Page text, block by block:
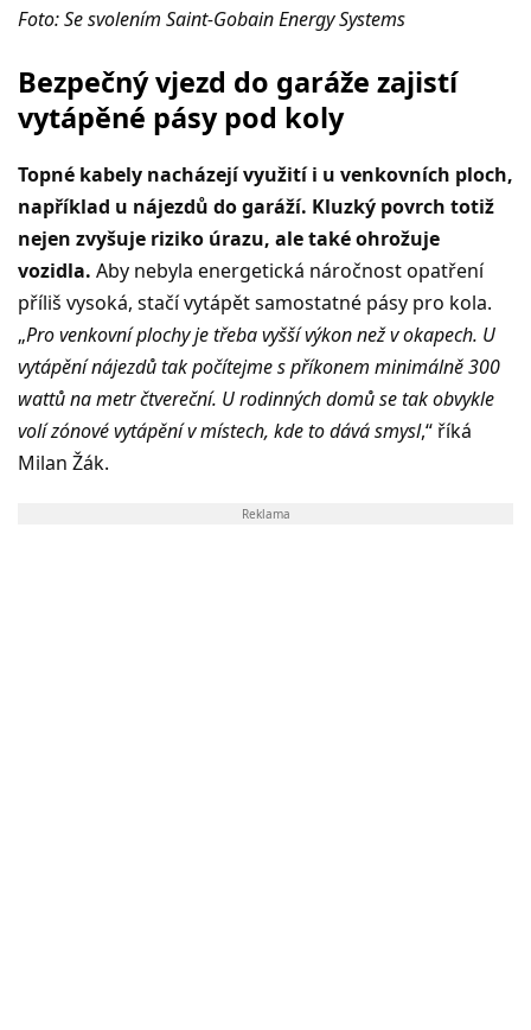
Foto: Se svolením Saint-Gobain Energy Systems
Bezpečný vjezd do garáže zajistí
vytápěné pásy pod koly
Topné kabely nacházejí využití i u venkovních ploch,
například u nájezdů do garáží. Kluzký povrch totiž
nejen zvyšuje riziko úrazu, ale také ohrožuje
vozidla. Aby nebyla energetická náročnost opatření
příliš vysoká, stačí vytápět samostatné pásy pro kola.
„Pro venkovní plochy je třeba vyšší výkon než v okapech. U
vytápění nájezdů tak počítejme s příkonem minimálně 300
wattů na metr čtvereční. U rodinných domů se tak obvykle
volí zónové vytápění v místech, kde to dává smysl,“ říká
Milan Žák.
Reklama